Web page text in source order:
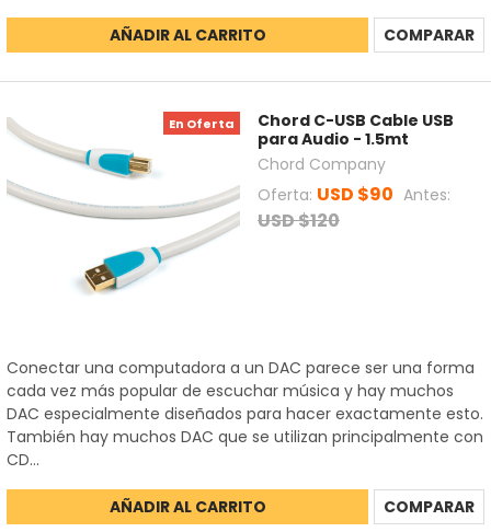
AÑADIR AL CARRITO COMPARAR
En Oferta
Chord C-USB Cable USB
para Audio - 1.5mt
Chord Company
Oferta: USD $90 Antes:
USD $120
Conectar una computadora a un DAC parece ser una forma
cada vez más popular de escuchar música y hay muchos
DAC especialmente diseñados para hacer exactamente esto.
También hay muchos DAC que se utilizan principalmente con
CD...
AÑADIR AL CARRITO COMPARAR